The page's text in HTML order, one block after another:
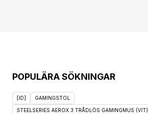
POPULÄRA SÖKNINGAR
[ID] GAMINGSTOL
STEELSERIES AEROX 3 TRÅDLÖS GAMINGMUS (VIT)